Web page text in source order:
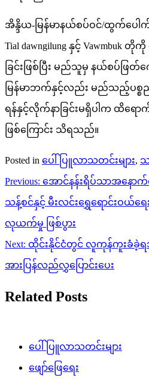
အိန္ဒိယ-မြန်မာနယ်စပ်ဝင်/ထွက်ပေါက်မ
Tial dawngilung နှင့်
ခြင်းဖြစ်ပြီး မည်သူမှ နယ်စပ်ဖြတ်
မြန်မာဘက်နှင့်လည်း မည်သည့်ပစ္စည်
ရန်နှင့်လိုက်နာခြင်းမရှိပါက ထိရေ
ဖြစ်ကြောင်း သိရသည်။
Posted in ပေါ်ပြူလာသတင်းများ,
Post
navigation
Previous: အောင်နန်းရိပ်သာအနော
သန့်စင်နှင့် မီးလင်းရွှေရောင်းဝယ်ရ
လုယက်မှု ဖြစ်ပွား
Next: ထိုင်းနိုင်ငံတွင် လူကုန်ကူးခံခဲ့ရသ
အားပြန်လည်လွှပြောင်းပေး
Related Posts
ပေါ်ပြူလာသတင်းများ
ဖျော်ဖြေရေး